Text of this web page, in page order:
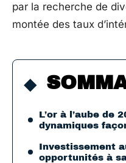
par la recherche de
montée des taux
L’or à l’aube de
dynamiques
Investissement
opportunités à